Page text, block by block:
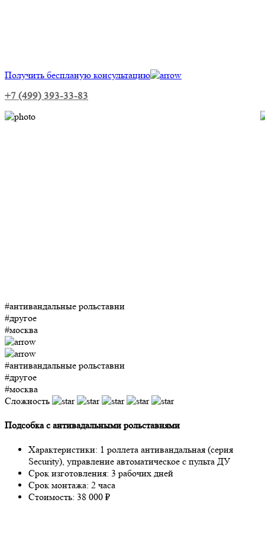
Получить беспланую консультацию
+7 (499) 393-33-83
#антивандальные рольставни
#другое
#москва
#антивандальные рольставни
#другое
#москва
Сложность
Подсобка с антивадальными рольставнями
Характеристики: 1 роллета антивандальная (серия
Security), управление автоматическое с пульта ДУ
Срок изготовления: 3 рабочих дней
Срок монтажа: 2 часа
Стоимость: 38 000 ₽